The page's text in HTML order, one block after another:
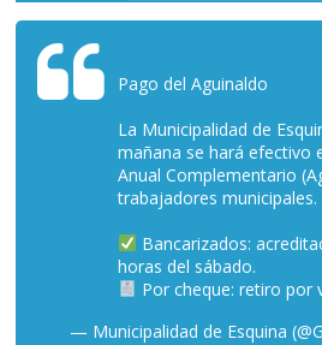
Pago del Aguinaldo
La Municipalidad de
mañana se hará efectivo
Anual Complementario
trabajadores municipales.
Bancarizados:
horas del sábado.
Por cheque: retiro por
— Municipalidad de Esquina